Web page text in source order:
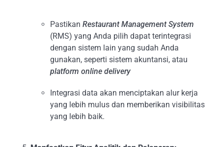
PastikanRestaurant Management System
(RMS) yang Anda pilih dapat terintegrasi
dengan sistem lain yang sudah Anda
gunakan, seperti sistem akuntansi, atau
platform online delivery
Integrasi data akan menciptakan alur kerja
yang lebih mulus dan memberikan visibilitas
yang lebih baik.